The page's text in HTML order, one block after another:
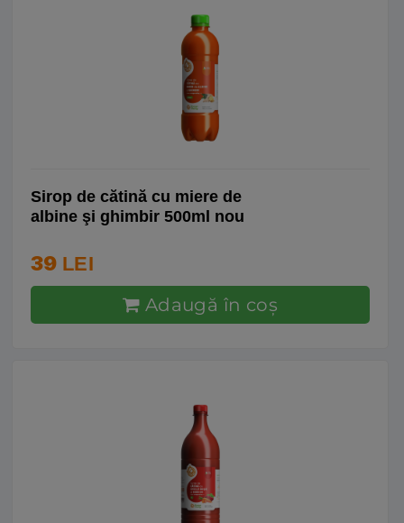
Sirop de cătină cu miere de
albine şi ghimbir 500ml nou
39 LEI
Adaugă în coş